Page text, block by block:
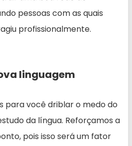
pessoas com as quais
profissionalmente.
linguagem
para você driblar o medo do
da língua. Reforçamos a
pois isso será um fator